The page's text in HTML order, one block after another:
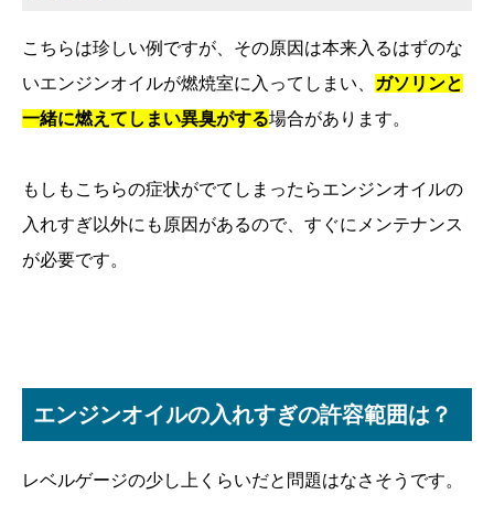
こちらは珍しい例ですが、その原因は本来入るはずのな
いエンジンオイルが燃焼室に入ってしまい、
ガソリンと
一緒に燃えてしまい異臭がする場合があります。
もしもこちらの症状がでてしまったらエンジンオイルの
入れすぎ以外にも原因があるので、すぐにメンテナンス
が必要です。
エンジンオイルの入れすぎの許容範囲は？
レベルゲージの少し上くらいだと問題はなさそうです。